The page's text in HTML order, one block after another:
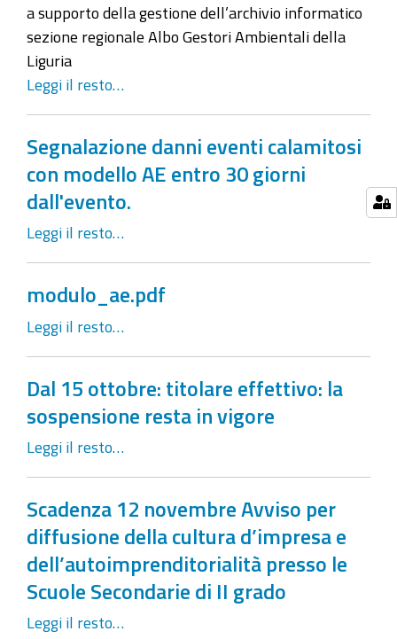
a supporto della gestione dell’archivio informatico
sezione regionale Albo Gestori Ambientali della
Liguria
Leggi il resto…
Segnalazione danni eventi calamitosi
con modello AE entro 30 giorni
dall'evento.
Leggi il resto…
modulo_ae.pdf
Leggi il resto…
Dal 15 ottobre: titolare effettivo: la
sospensione resta in vigore
Leggi il resto…
Scadenza 12 novembre Avviso per
diffusione della cultura d’impresa e
dell’autoimprenditorialità presso le
Scuole Secondarie di II grado
Leggi il resto…